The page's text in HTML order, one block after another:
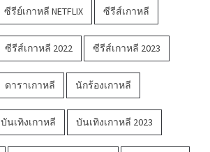
ซีรีย์เกาหลี NETFLIX ซีรีส์เกาหลี
ซีรีส์เกาหลี 2022 ซีรีส์เกาหลี 2023
ดาราเกาหลี นักร้องเกาหลี
บันเทิงเกาหลี บันเทิงเกาหลี 2023